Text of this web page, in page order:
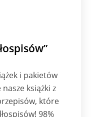
i pakietów
książki z
które
98%